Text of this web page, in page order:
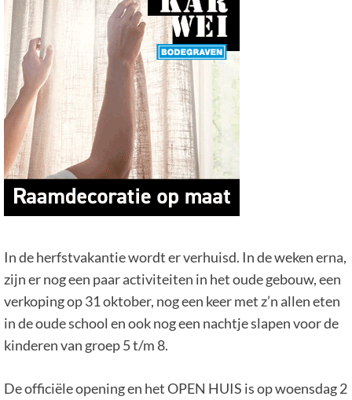
In de herfstvakantie wordt er verhuisd. In de weken erna,
zijn er nog een paar activiteiten in het oude gebouw, een
verkoping op 31 oktober, nog een keer met z’n allen eten
in de oude school en ook nog een nachtje slapen voor de
kinderen van groep 5 t/m 8.
De officiële opening en het OPEN HUIS is op woensdag 2